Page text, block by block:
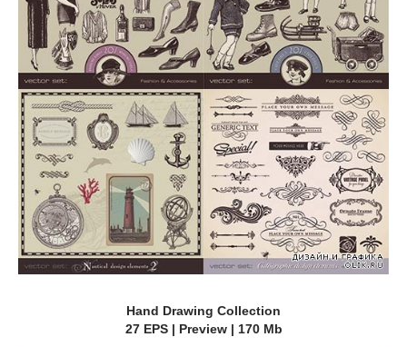
Hand Drawing Collection
27 EPS | Preview | 170 Mb